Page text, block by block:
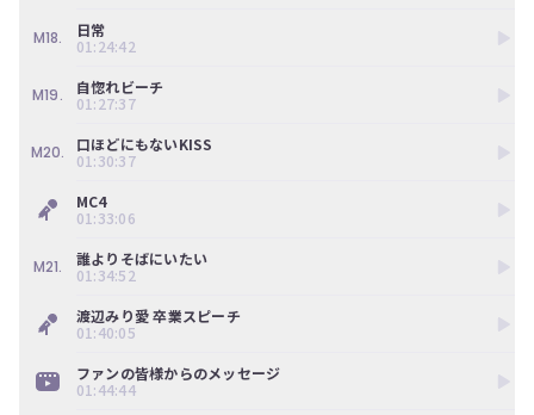
M18.
日常
01:24:42
M19.
自惚れビーチ
01:27:37
M20.
口ほどにもないKISS
01:30:37
MC4
01:33:06
M21.
誰よりそばにいたい
01:34:52
渡辺みり愛 卒業スピーチ
01:40:05
ファンの皆様からのメッセージ
01:44:44